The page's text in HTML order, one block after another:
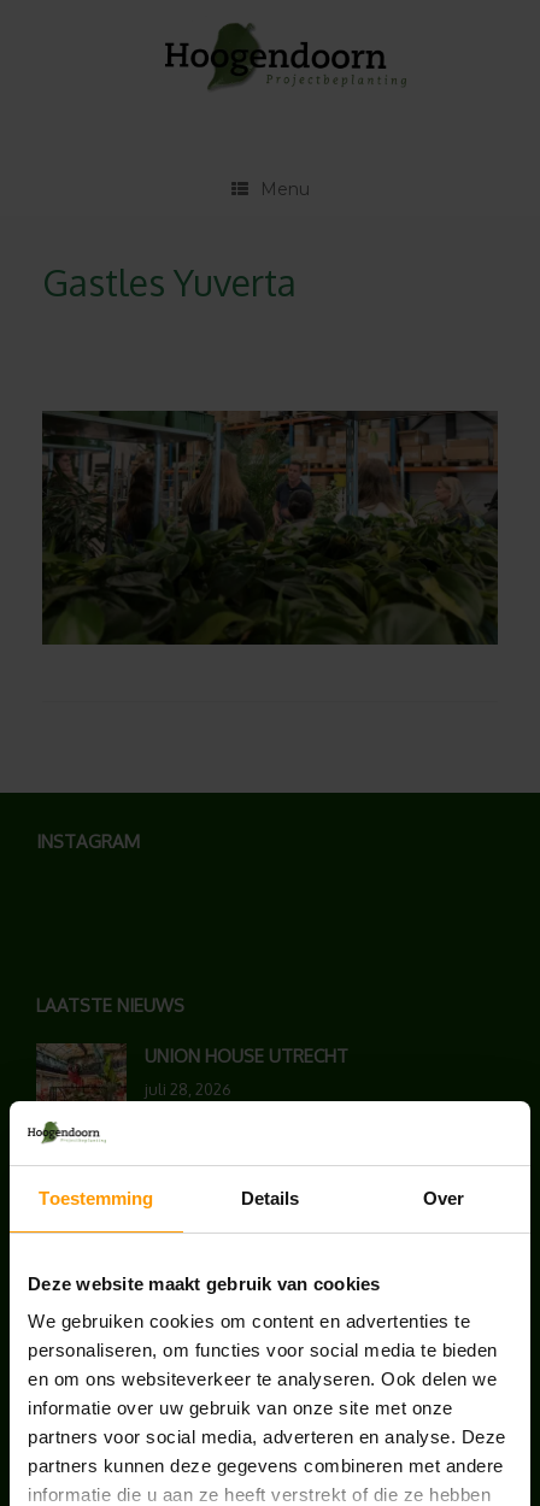
Toestemming Details Over
Deze website maakt gebruik van cookies
We gebruiken cookies om content en advertenties te
personaliseren, om functies voor social media te bieden
en om ons websiteverkeer te analyseren. Ook delen we
informatie over uw gebruik van onze site met onze
partners voor social media, adverteren en analyse. Deze
partners kunnen deze gegevens combineren met andere
informatie die u aan ze heeft verstrekt of die ze hebben
Menu
Gastles Yuverta
INSTAGRAM
LAATSTE NIEUWS
UNION HOUSE UTRECHT
juli 28, 2026
SCHEFFLERA
juni 30, 2026
ONS TEAM GROEIT VERDER
juni 17, 2026
HANDIGE LINKS